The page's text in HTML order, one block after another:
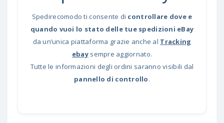
Spedirecomodo ti consente di controllare dove e
quando vuoi lo stato delle tue spedizioni eBay
da un’unica piattaforma grazie anche al Tracking
ebaysempre aggiornato.
Tutte le informazioni degli ordini saranno visibili dal
pannello di controllo.